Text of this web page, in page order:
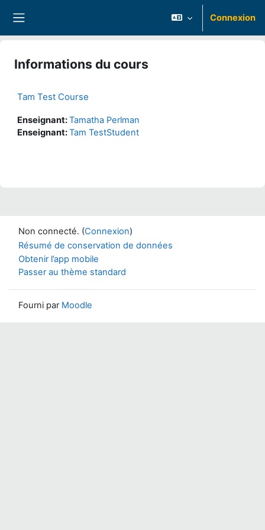
Connexion
Informations du cours
Tam Test Course
Enseignant:Tamatha Perlman
Enseignant:Tam TestStudent
Non connecté. (Connexion)
Résumé de conservation de données
Obtenir l’app mobile
Passer au thème standard
Fourni par Moodle